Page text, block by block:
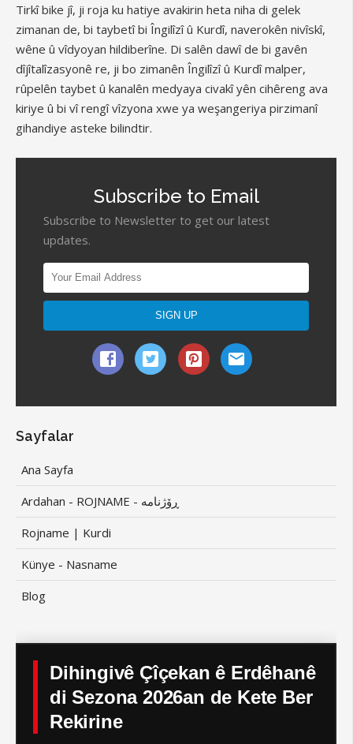
Tirkî bike jî, ji roja ku hatiye avakirin heta niha di gelek
zimanan de, bi taybetî bi Îngilîzî û Kurdî, naverokên nivîskî,
wêne û vîdyoyan hildiberîne. Di salên dawî de bi gavên
dîjîtalîzasyonê re, ji bo zimanên Îngilîzî û Kurdî malper,
rûpelên taybet û kanalên medyaya civakî yên cihêreng ava
kiriye û bi vî rengî vîzyona xwe ya weşangeriya pirzimanî
gihandiye asteke bilindtir.
Subscribe to Email
Subscribe to Newsletter to get our latest
updates.
Sayfalar
Ana Sayfa
Ardahan - ROJNAME - ڕۆژنامە
Rojname | Kurdi
Künye - Nasname
Blog
Dihingivê Çîçekan ê Erdêhanê
di Sezona 2026an de Kete Ber
Rekirine